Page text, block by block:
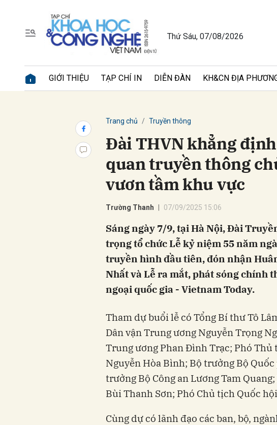
Thứ Sáu, 07/08/2026
GIỚI THIỆU TẠP CHÍ IN DIỄN ĐÀN KH&CN ĐỊA
Trang chủ Truyền thông
Đài THVN khẳng
quan truyền thông
vươn tầm khu vực
Trường Thanh 07/09/2025 15:06
Sáng ngày 7/9, tại Hà Nội, Đài
trọng tổ chức Lễ kỷ niệm 55 năm
truyền hình đầu tiên, đón nhận
Nhất và Lễ ra mắt, phát sóng chính
ngoại quốc gia - Vietnam Today.
Tham dự buổi lễ có Tổng Bí thư Tô
Dân vận Trung ương Nguyễn Trọng
Trung ương Phan Đình Trạc; Phó
Nguyễn Hòa Bình; Bộ trưởng Bộ
trưởng Bộ Công an Lương Tam
Bùi Thanh Sơn; Phó Chủ tịch Quốc
Cùng dự có lãnh đạo các ban, bộ,